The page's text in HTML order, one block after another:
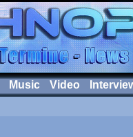
Music Video